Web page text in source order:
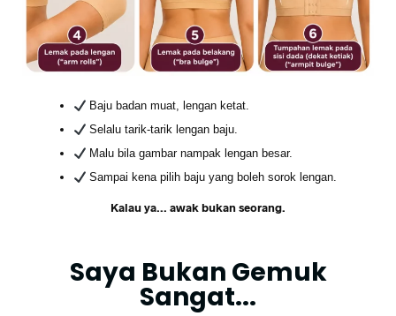
Baju badan muat, lengan ketat.
Selalu tarik-tarik lengan baju.
Malu bila gambar nampak lengan besar.
Sampai kena pilih baju yang boleh sorok lengan.
Kalau ya... awak bukan seorang.
Saya Bukan Gemuk
Sangat...